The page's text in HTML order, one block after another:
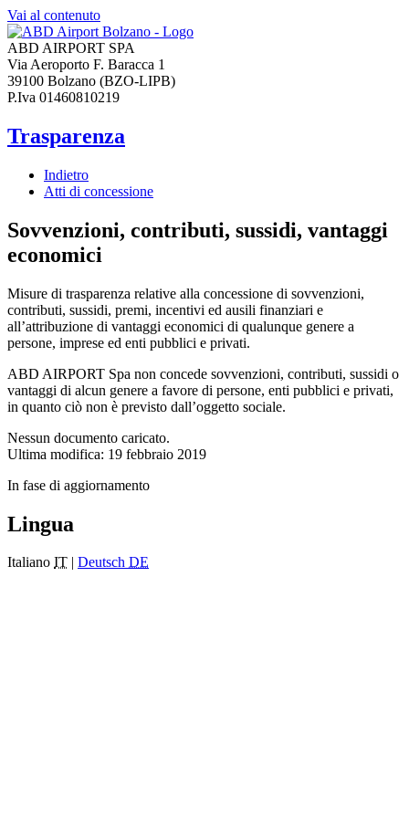
Vai al contenuto
ABD AIRPORT SPA
Via Aeroporto F. Baracca 1
39100 Bolzano (BZO-LIPB)
P.Iva 01460810219
Trasparenza
Indietro
Atti di concessione
Sovvenzioni, contributi, sussidi, vantaggi
economici
Misure di trasparenza relative alla concessione di sovvenzioni,
contributi, sussidi, premi, incentivi ed ausili finanziari e
all’attribuzione di vantaggi economici di qualunque genere a
persone, imprese ed enti pubblici e privati.
ABD AIRPORT Spa non concede sovvenzioni, contributi, sussidi o
vantaggi di alcun genere a favore di persone, enti pubblici e privati,
in quanto ciò non è previsto dall’oggetto sociale.
Nessun documento caricato.
Ultima modifica: 19 febbraio 2019
In fase di aggiornamento
Lingua
Italiano IT | Deutsch DE